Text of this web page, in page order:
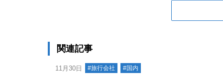
関連記事
11月30日 #旅行会社 #国内